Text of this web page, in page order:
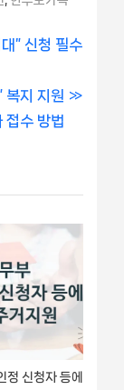
” 신청 필수
복지 지원
접수 방법
정 신청자 등에